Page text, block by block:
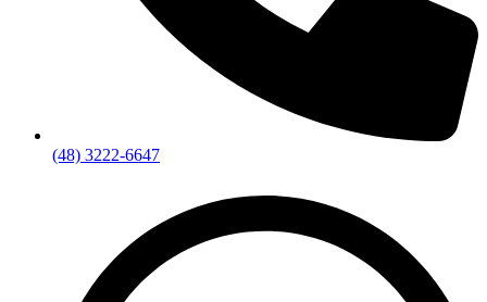
(48) 3222-6647